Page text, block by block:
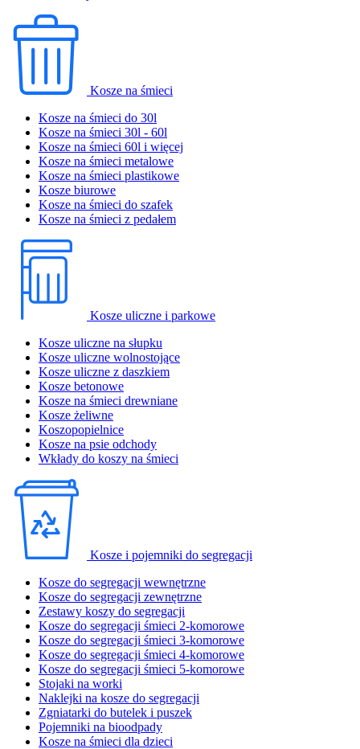
Kosze na śmieci
Kosze na śmieci do 30l
Kosze na śmieci 30l - 60l
Kosze na śmieci 60l i więcej
Kosze na śmieci metalowe
Kosze na śmieci plastikowe
Kosze biurowe
Kosze na śmieci do szafek
Kosze na śmieci z pedałem
Kosze uliczne i parkowe
Kosze uliczne na słupku
Kosze uliczne wolnostojące
Kosze uliczne z daszkiem
Kosze betonowe
Kosze na śmieci drewniane
Kosze żeliwne
Koszopopielnice
Kosze na psie odchody
Wkłady do koszy na śmieci
Kosze i pojemniki do segregacji
Kosze do segregacji wewnętrzne
Kosze do segregacji zewnętrzne
Zestawy koszy do segregacji
Kosze do segregacji śmieci 2-komorowe
Kosze do segregacji śmieci 3-komorowe
Kosze do segregacji śmieci 4-komorowe
Kosze do segregacji śmieci 5-komorowe
Stojaki na worki
Naklejki na kosze do segregacji
Zgniatarki do butelek i puszek
Pojemniki na bioodpady
Kosze na śmieci dla dzieci